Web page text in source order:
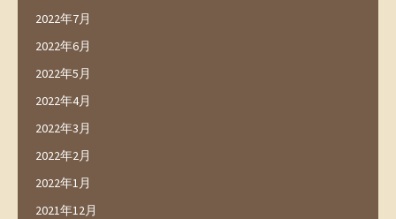
2022年7月
2022年6月
2022年5月
2022年4月
2022年3月
2022年2月
2022年1月
2021年12月